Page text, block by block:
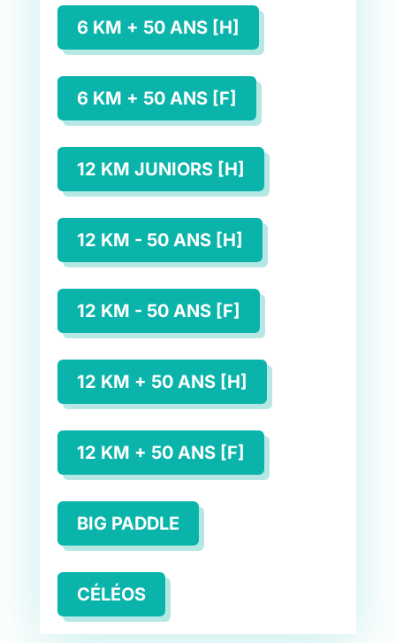
6 KM + 50 ANS [H]
6 KM + 50 ANS [F]
12 KM JUNIORS [H]
12 KM - 50 ANS [H]
12 KM - 50 ANS [F]
12 KM + 50 ANS [H]
12 KM + 50 ANS [F]
BIG PADDLE
CÉLÉOS